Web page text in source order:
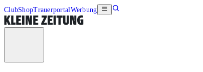
ClubShopTrauerportalWerbung